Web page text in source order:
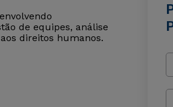
de equipes, análise
direitos humanos.